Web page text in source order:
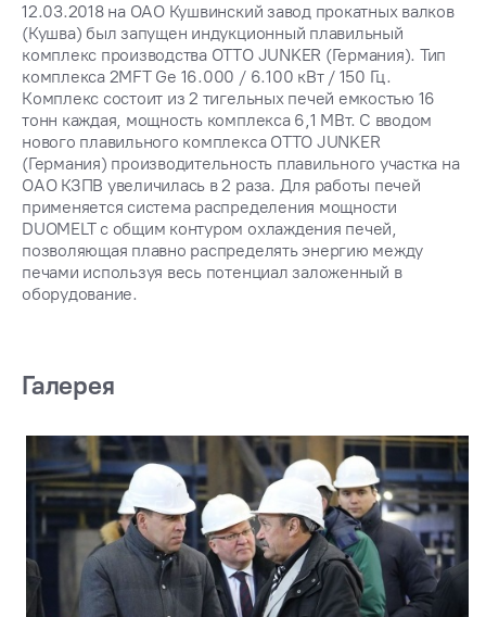
12.03.2018 на ОАО Кушвинский завод прокатных валков
(Кушва) был запущен индукционный плавильный
комплекс производства OTTO JUNKER (Германия). Тип
комплекса 2MFT Ge 16.000 / 6.100 кВт / 150 Гц.
Комплекс состоит из 2 тигельных печей емкостью 16
тонн каждая, мощность комплекса 6,1 МВт. С вводом
нового плавильного комплекса OTTO JUNKER
(Германия) производительность плавильного участка на
ОАО КЗПВ увеличилась в 2 раза. Для работы печей
применяется система распределения мощности
DUOMELT с общим контуром охлаждения печей,
позволяющая плавно распределять энергию между
печами используя весь потенциал заложенный в
оборудование.
Галерея